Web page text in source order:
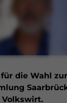
die Wahl zur